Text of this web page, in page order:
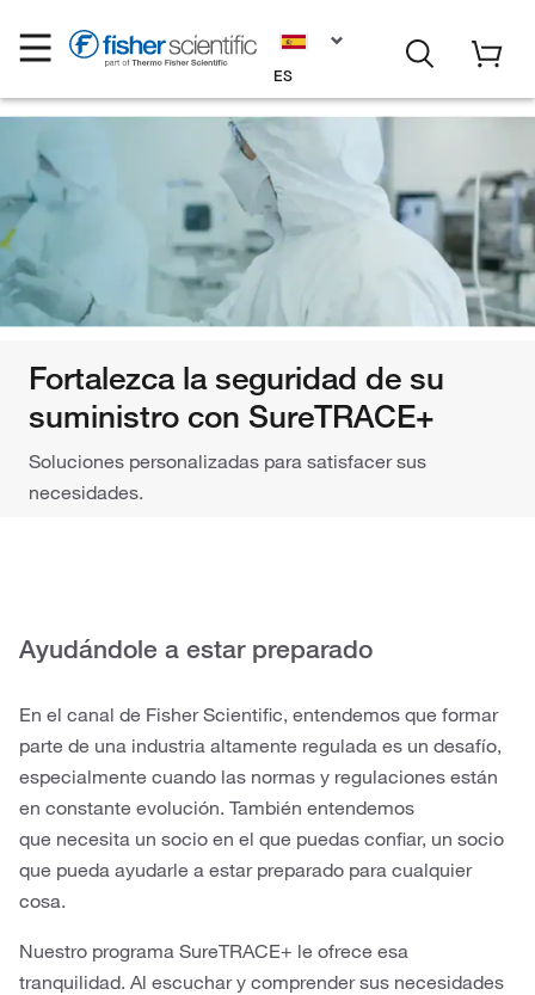
ES
Fortalezca la seguridad de su
suministro con SureTRACE+
Soluciones personalizadas para satisfacer sus
necesidades.
Ayudándole a estar preparado
En el canal de Fisher Scientific, entendemos que formar
parte de una industria altamente regulada es un desafío,
especialmente cuando las normas y regulaciones están
en constante evolución. También entendemos
que necesita un socio en el que puedas confiar, un socio
que pueda ayudarle a estar preparado para cualquier
cosa.
Nuestro programa SureTRACE+ le ofrece esa
tranquilidad. Al escuchar y comprender sus necesidades